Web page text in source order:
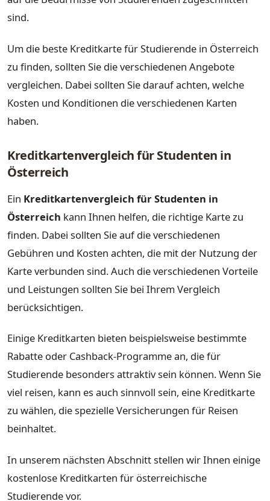
sind.
Um die beste Kreditkarte für Studierende in Österreich
zu finden, sollten Sie die verschiedenen Angebote
vergleichen. Dabei sollten Sie darauf achten, welche
Kosten und Konditionen die verschiedenen Karten
haben.
Kreditkartenvergleich für Studenten in
Österreich
Ein Kreditkartenvergleich für Studenten in
Österreich kann Ihnen helfen, die richtige Karte zu
finden. Dabei sollten Sie auf die verschiedenen
Gebühren und Kosten achten, die mit der Nutzung der
Karte verbunden sind. Auch die verschiedenen Vorteile
und Leistungen sollten Sie bei Ihrem Vergleich
berücksichtigen.
Einige Kreditkarten bieten beispielsweise bestimmte
Rabatte oder Cashback-Programme an, die für
Studierende besonders attraktiv sein können. Wenn Sie
viel reisen, kann es auch sinnvoll sein, eine Kreditkarte
zu wählen, die spezielle Versicherungen für Reisen
beinhaltet.
In unserem nächsten Abschnitt stellen wir Ihnen einige
kostenlose Kreditkarten für österreichische
Studierende vor.